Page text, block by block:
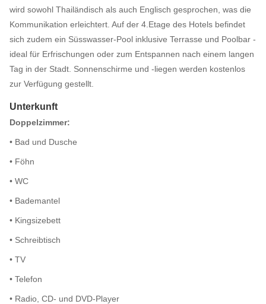
wird sowohl Thailändisch als auch Englisch gesprochen, was die
Kommunikation erleichtert. Auf der 4.Etage des Hotels befindet
sich zudem ein Süsswasser-Pool inklusive Terrasse und Poolbar -
ideal für Erfrischungen oder zum Entspannen nach einem langen
Tag in der Stadt. Sonnenschirme und -liegen werden kostenlos
zur Verfügung gestellt.
Unterkunft
Doppelzimmer:
• Bad und Dusche
• Föhn
• WC
• Bademantel
• Kingsizebett
• Schreibtisch
• TV
• Telefon
• Radio, CD- und DVD-Player